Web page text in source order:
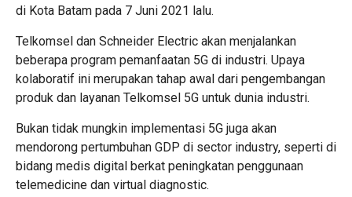
di Kota Batam pada 7 Juni 2021 lalu.
Telkomsel dan Schneider Electric akan menjalankan
beberapa program pemanfaatan 5G di industri. Upaya
kolaboratif ini merupakan tahap awal dari pengembangan
produk dan layanan Telkomsel 5G untuk dunia industri.
Bukan tidak mungkin implementasi 5G juga akan
mendorong pertumbuhan GDP di sector industry, seperti di
bidang medis digital berkat peningkatan penggunaan
telemedicine dan virtual diagnostic.